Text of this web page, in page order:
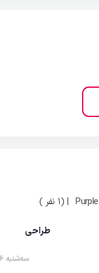
| (1 نفر )
طراحی
سه‌شنبه 26 مهر 1401